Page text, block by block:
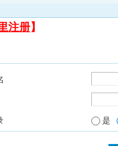
注册】
是